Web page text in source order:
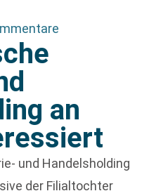
an
und Handelsholding
der Filialtochter